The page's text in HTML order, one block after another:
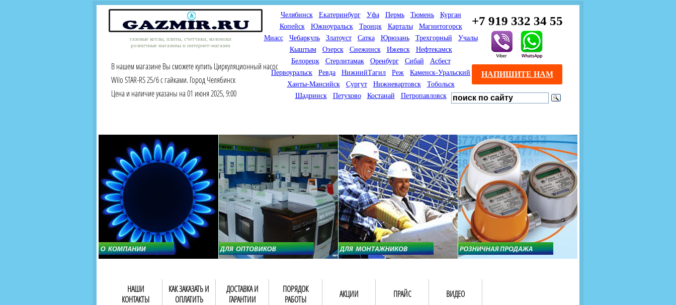
газовые котлы, плиты, счетчики, колоноки
розничные магазины и интернет-магазин
+7 919 332 34 55
Челябинск Екатеринбург Уфа Пермь Тюмень
Курган
Копейск
Южноуральск Троицк Карталы
Магнитогорск
Миасс
Чебаркуль Златоуст Сатка Юрюзань Трехгорный
Учалы
Кыштым
Озерск Снежинск Ижевск
Нефтекамск
Белорецк
Стерлитамак Оренбург Сибай
Асбест
Первоуральск
Ревда НижнийТагил Реж
Каменск-Уральский
Ханты-Мансийск
Сургут Нижневартовск
Тобольск
Шадринск
Петухово Костанай Петропавловск
В нашем магазине Вы сможете купить Циркуляционный насос
Wilo STAR-RS 25/6 с гайками. Город Челябинск
Цена и наличие указаны на 01 июня 2025, 9:00
НАПИШИТЕ НАМ
Мы продаем газовые котлы
для отопления,
водонагреватели, счетчики
газа с доставкой по городам
России и Казахстана
Мы специализируемся на
снабжении магазинов
газового оборудования.
Предлагаем полный
ассортимент товара для
открытия магазина газового
оборудования в Вашем
городе. Мы знаем что будет
продаваться.
Предлагаем взаимовыгодное
сотрудничество
монтажникам газового
оборудования. Если Вы
занимаетесь установкой
газового оборудования, мы
предлагаем Вам оптовые
цены и документарное
сопровождение Ваших
продаж (берем всю
бухгалтерию "на себя")
НАШИ
КОНТАКТЫ
КАК ЗАКАЗАТЬ И
ОПЛАТИТЬ
ДОСТАВКА И
ГАРАНТИИ
ПОРЯДОК
РАБОТЫ
АКЦИИ ПРАЙС ВИДЕО